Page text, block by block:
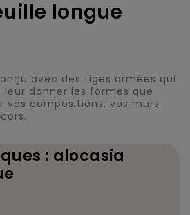
longue
avec des tiges armées qui
donner les formes que
vos compositions, vos murs
: alocasia